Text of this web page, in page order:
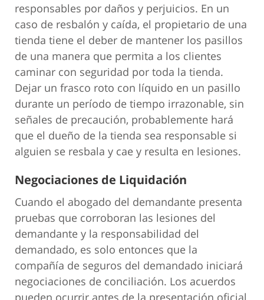
responsables por daños y perjuicios. En un
caso de resbalón y caída, el propietario de una
tienda tiene el deber de mantener los pasillos
de una manera que permita a los clientes
caminar con seguridad por toda la tienda.
Dejar un frasco roto con líquido en un pasillo
durante un período de tiempo irrazonable, sin
señales de precaución, probablemente hará
que el dueño de la tienda sea responsable si
alguien se resbala y cae y resulta en lesiones.
Negociaciones de Liquidación
Cuando el abogado del demandante presenta
pruebas que corroboran las lesiones del
demandante y la responsabilidad del
demandado, es solo entonces que la
compañía de seguros del demandado iniciará
negociaciones de conciliación. Los acuerdos
pueden ocurrir antes de la presentación oficial